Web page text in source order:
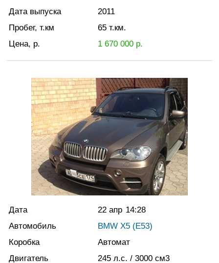
Дата выпуска
2011
Пробег, т.км
65 т.км.
Цена, р.
1 670 000р.
Дата 22 апр 14:28
Автомобиль
BMW X5 (E53)
Коробка
Автомат
Двигатель
245 л.с. / 3000 см3